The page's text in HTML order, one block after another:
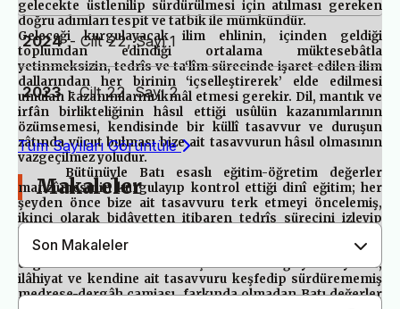
gelecekte üstlenilip sürdürülmesi için atılması gereken
doğru adımları tespit ve tatbik ile mümkündür.
Geleceği kurgulayacak ilim ehlinin, içinden geldiği
toplumdan edindiği ortalama müktesebâtla
yetinmeksizin, tedrîs ve ta‘lîm sürecinde işaret edilen ilim
dallarından her birinin ‘içselleştirerek’ elde edilmesi
umulan kazanımlarını ikmâl etmesi gerekir. Dil, mantık ve
irfân birlikteliğinin hâsıl ettiği usûlün kazanımlarının
özümsemesi, kendisinde bir küllî tasavvur ve duruşun
zâtında vücut bulması bize ait tasavvurun hâsıl olmasının
vazgeçilmez yoludur.
Bütünüyle Batı esaslı eğitim-öğretim değerler
manzûmesinin kurgulayıp kontrol ettiği dinî eğitim; her
şeyden önce bize ait tasavvuru terk etmeyi öncelemiş,
ikinci olarak bidâyetten itibaren tedrîs sürecini izleyip
imkânsız hâle getirmiştir. Bugün, gerek yaygın gerekse
örgün din tasavvurunun teşekkülünü sağlayan diyanet,
ilâhiyat ve kendine ait tasavvuru keşfedip sürdürememiş
medrese-dergâh camiası, farkında olmadan Batı değerler
2024 - Cilt 22, Sayı 1
2023 - Cilt 22, Sayı 2
Tüm Sayıları Görüntüle
Makaleler
Son Makaleler